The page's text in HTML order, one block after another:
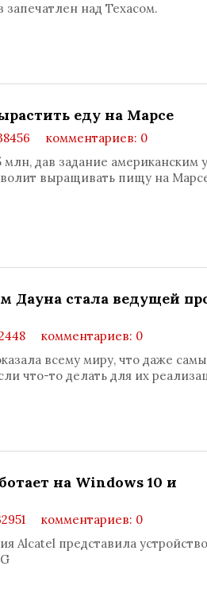
запечатлен над Техасом.
еду на Марсе
комментариев: 0
млн, дав задание американским
выращивать пищу на
Дауна стала ведущей
комментариев: 0
всему миру, что даже
что-то делать для их
на Windows 10 и
комментариев: 0
Alcatel представила